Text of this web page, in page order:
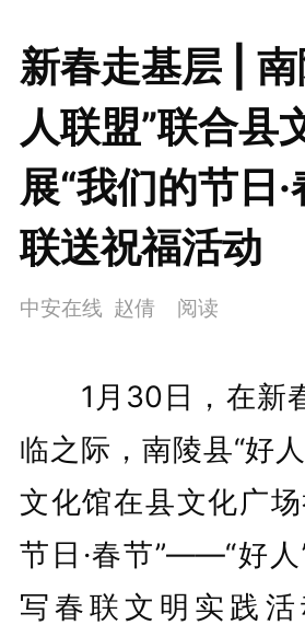
新春走基层 |
人联盟”联合县
展“我们的节日
联送祝福活动
中安在线 赵倩 阅读
1月30日，在新
临之际，南陵县“好
文化馆在县文化广
节日·春节”——“好
写春联文明实践